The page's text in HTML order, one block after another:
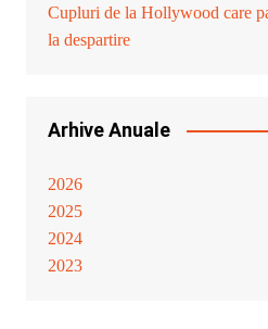
Cupluri de la Hollywood care
la despartire
Arhive Anuale
2026
2025
2024
2023